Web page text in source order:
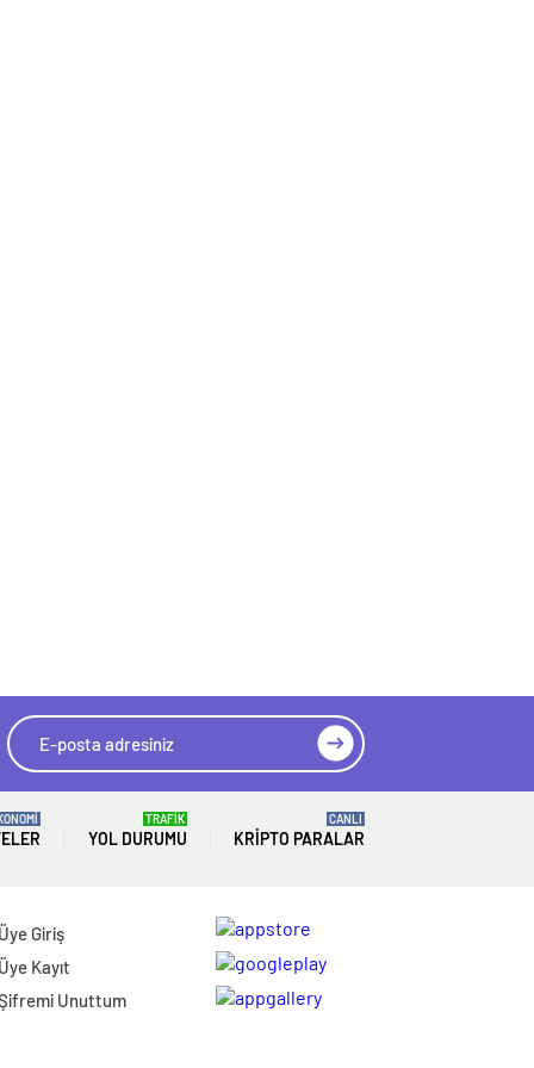
YOL DURUMU
TRAFİK
KRIPTO PARALAR
CANLI
Üye Giriş
Üye Kayıt
Unuttum